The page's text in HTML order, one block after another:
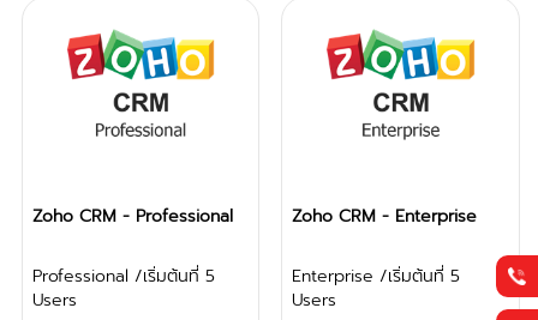
Zoho CRM - Professional
Professional /เริ่มต้นที่ 5
Users
Zoho CRM - Enterprise
Enterprise /เริ่มต้นที่ 5
Users